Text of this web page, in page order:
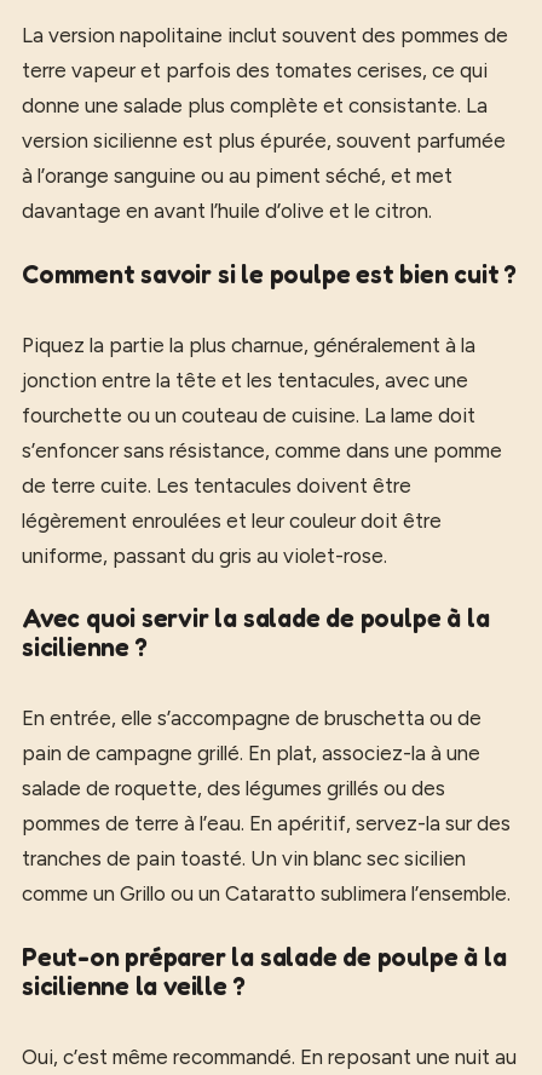
La version napolitaine inclut souvent des pommes de
terre vapeur et parfois des tomates cerises, ce qui
donne une salade plus complète et consistante. La
version sicilienne est plus épurée, souvent parfumée
à l’orange sanguine ou au piment séché, et met
davantage en avant l’huile d’olive et le citron.
Comment savoir si le poulpe est bien cuit ?
Piquez la partie la plus charnue, généralement à la
jonction entre la tête et les tentacules, avec une
fourchette ou un couteau de cuisine. La lame doit
s’enfoncer sans résistance, comme dans une pomme
de terre cuite. Les tentacules doivent être
légèrement enroulées et leur couleur doit être
uniforme, passant du gris au violet-rose.
Avec quoi servir la salade de poulpe à la
sicilienne ?
En entrée, elle s’accompagne de bruschetta ou de
pain de campagne grillé. En plat, associez-la à une
salade de roquette, des légumes grillés ou des
pommes de terre à l’eau. En apéritif, servez-la sur des
tranches de pain toasté. Un vin blanc sec sicilien
comme un Grillo ou un Cataratto sublimera l’ensemble.
Peut-on préparer la salade de poulpe à la
sicilienne la veille ?
Oui, c’est même recommandé. En reposant une nuit au